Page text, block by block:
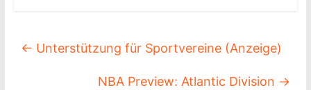
← Unterstützung für Sportvereine (Anzeige)
NBA Preview: Atlantic Division →